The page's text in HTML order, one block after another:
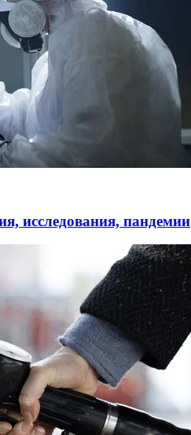
исследования, пандемии